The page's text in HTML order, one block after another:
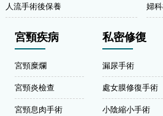
人流手術後保養
婦
宮頸疾病
宮頸糜爛
宮頸炎檢查
宮頸息肉手術
私密修復
漏尿手術
處女膜修復手術
小陰縮小手術